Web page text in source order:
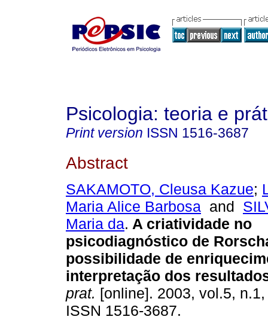
Psicologia: teoria e
Print version ISSN 1516-3687
Abstract
SAKAMOTO, Cleusa Kazue;
Maria Alice Barbosa and
Maria da. A criatividade no
psicodiagnóstico de
possibilidade de
interpretação dos
prat. [online]. 2003, vol.5,
ISSN 1516-3687.